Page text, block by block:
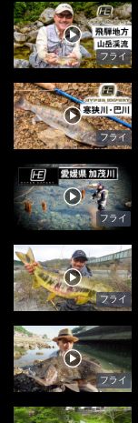
フライ
フライ
フライ
フライ
フライ